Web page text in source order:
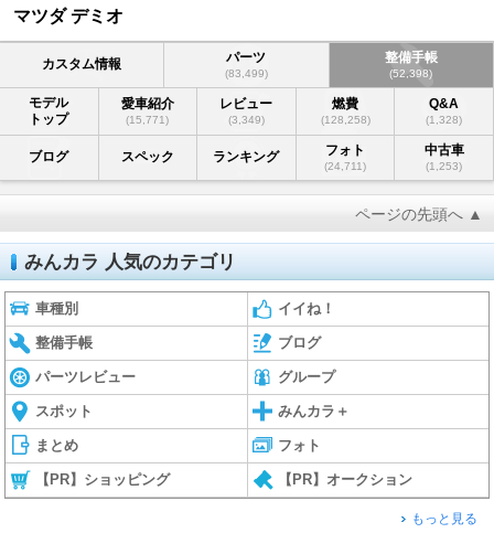
マツダ デミオ
カスタム情報 パーツ
(83,499)
整備手帳
(52,398)
モデル
トップ
愛車紹介
(15,771)
レビュー
(3,349)
燃費
(128,258)
Q&A
(1,328)
ブログ スペック ランキング フォト
(24,711)
中古車
(1,253)
ページの先頭へ ▲
みんカラ 人気のカテゴリ
車種別 イイね！
整備手帳 ブログ
パーツレビュー グループ
スポット みんカラ＋
まとめ フォト
【PR】ショッピング 【PR】オークション
もっと見る